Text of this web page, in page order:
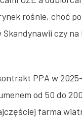
rośnie, choć
czy na
PPA w
od 50 do
farma